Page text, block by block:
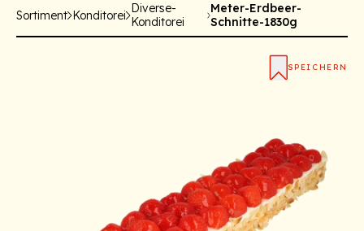
Sortiment Konditorei Diverse-
Konditorei
Meter-Erdbeer-
Schnitte-1830g
SPEICHERN